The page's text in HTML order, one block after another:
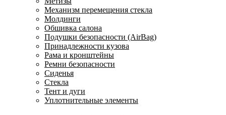
Механизм перемещения стекла
Молдинги
Обшивка салона
Подушки безопасности (AirBag)
Принадлежности кузова
Рама и кронштейны
Ремни безопасности
Сиденья
Стекла
Тент и дуги
Уплотнительные элементы